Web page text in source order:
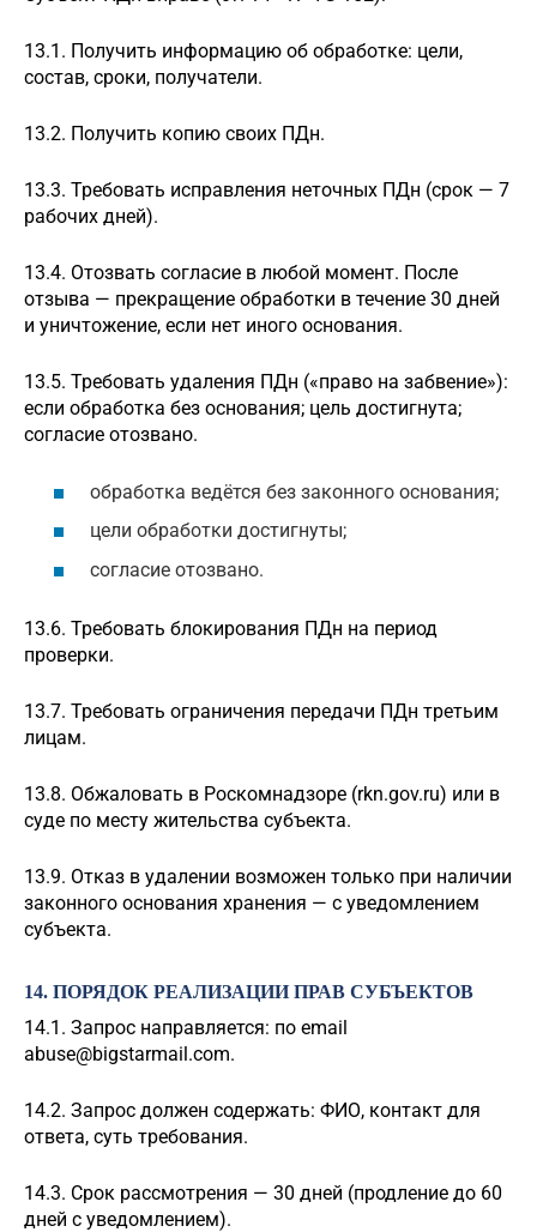
13.1. Получить информацию об обработке: цели,
состав, сроки, получатели.
13.2. Получить копию своих ПДн.
13.3. Требовать исправления неточных ПДн (срок — 7
рабочих дней).
13.4. Отозвать согласие в любой момент. После
отзыва — прекращение обработки в течение 30 дней
и уничтожение, если нет иного основания.
13.5. Требовать удаления ПДн («право на забвение»):
если обработка без основания; цель достигнута;
согласие отозвано.
обработка ведётся без законного основания;
цели обработки достигнуты;
согласие отозвано.
13.6. Требовать блокирования ПДн на период
проверки.
13.7. Требовать ограничения передачи ПДн третьим
лицам.
13.8. Обжаловать в Роскомнадзоре (rkn.gov.ru) или в
суде по месту жительства субъекта.
13.9. Отказ в удалении возможен только при наличии
законного основания хранения — с уведомлением
субъекта.
14. ПОРЯДОК РЕАЛИЗАЦИИ ПРАВ СУБЪЕКТОВ
14.1. Запрос направляется: по email
abuse@bigstarmail.com.
14.2. Запрос должен содержать: ФИО, контакт для
ответа, суть требования.
14.3. Срок рассмотрения — 30 дней (продление до 60
дней с уведомлением).